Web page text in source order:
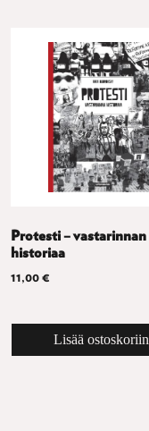
Protesti – vastarinnan
historiaa
11,00 €
Lisää ostoskoriin